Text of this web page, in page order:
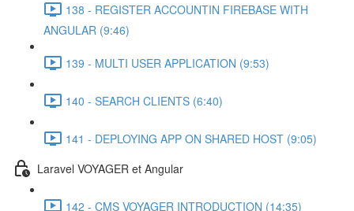
138 - REGISTER ACCOUNTIN FIREBASE WITH
ANGULAR (9:46)
139 - MULTI USER APPLICATION (9:53)
140 - SEARCH CLIENTS (6:40)
141 - DEPLOYING APP ON SHARED HOST (9:05)
Laravel VOYAGER et Angular
142 - CMS VOYAGER INTRODUCTION (14:35)